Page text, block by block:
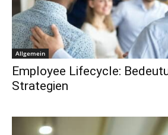
Allgemein
Employee Lifecycle:
Strategien